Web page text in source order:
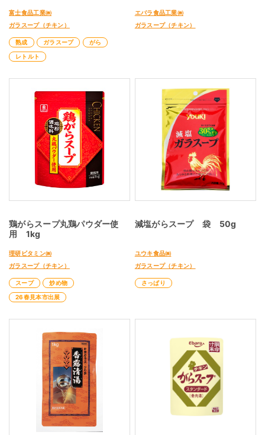
富士食品工業㈱
ガラスープ（チキン）
熟成 ガラスープ
がら
レトルト
エバラ食品工業㈱
ガラスープ（チキン）
鶏がらスープ丸鶏パウダー使
用 1kg
理研ビタミン㈱
ガラスープ（チキン）
スープ
炒め物
26春見本市出展
減塩がらスープ 袋 50g
ユウキ食品㈱
ガラスープ（チキン）
さっぱり